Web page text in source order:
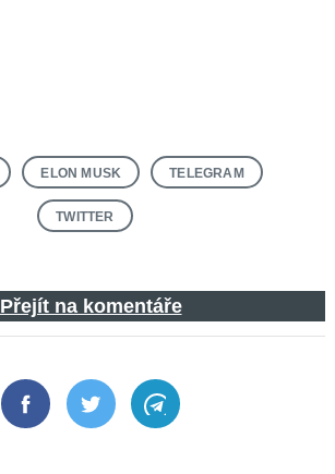
ELON MUSK TELEGRAM
TWITTER
Přejít na komentáře
FacebookTwitter Telegram